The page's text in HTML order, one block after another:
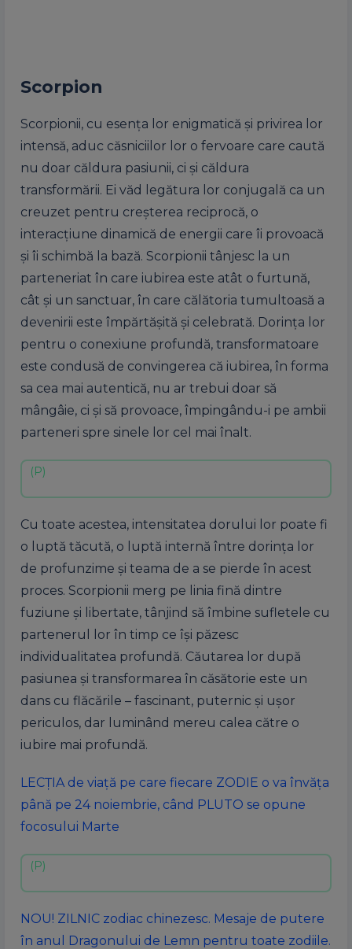
Scorpion
Scorpionii, cu esența lor enigmatică și privirea lor
intensă, aduc căsniciilor lor o fervoare care caută
nu doar căldura pasiunii, ci și căldura
transformării. Ei văd legătura lor conjugală ca un
creuzet pentru creșterea reciprocă, o
interacțiune dinamică de energii care îi provoacă
și îi schimbă la bază. Scorpionii tânjesc la un
parteneriat în care iubirea este atât o furtună,
cât și un sanctuar, în care călătoria tumultoasă a
devenirii este împărtășită și celebrată. Dorința lor
pentru o conexiune profundă, transformatoare
este condusă de convingerea că iubirea, în forma
sa cea mai autentică, nu ar trebui doar să
mângâie, ci și să provoace, împingându-i pe ambii
parteneri spre sinele lor cel mai înalt.
Cu toate acestea, intensitatea dorului lor poate fi
o luptă tăcută, o luptă internă între dorința lor
de profunzime și teama de a se pierde în acest
proces. Scorpionii merg pe linia fină dintre
fuziune și libertate, tânjind să îmbine sufletele cu
partenerul lor în timp ce își păzesc
individualitatea profundă. Căutarea lor după
pasiunea și transformarea în căsătorie este un
dans cu flăcările – fascinant, puternic și ușor
periculos, dar luminând mereu calea către o
iubire mai profundă.
LECȚIA de viață pe care fiecare ZODIE o va învăța
până pe 24 noiembrie, când PLUTO se opune
focosului Marte
NOU! ZILNIC zodiac chinezesc. Mesaje de putere
în anul Dragonului de Lemn pentru toate zodiile.